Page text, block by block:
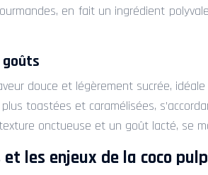
en fait un ingrédient
douce et légèrement sucrée,
toastées et caramélisées,
onctueuse et un goût lacté, se
les enjeux de la coco pulp